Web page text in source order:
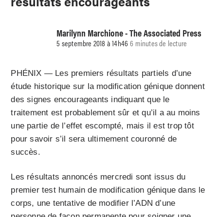
Marilynn Marchione - The Associated Press
5 septembre 2018 à 14h466 minutes de lecture
PHÉNIX — Les premiers résultats partiels d’une
étude historique sur la modification génique donnent
des signes encourageants indiquant que le
traitement est probablement sûr et qu’il a au moins
une partie de l’effet escompté, mais il est trop tôt
pour savoir s’il sera ultimement couronné de
succès.
Les résultats annoncés mercredi sont issus du
premier test humain de modification génique dans le
corps, une tentative de modifier l’ADN d’une